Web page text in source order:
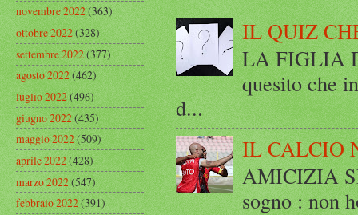
IL QUIZ
LA FIGLIA
quesito che
d...
IL CALCIO
AMICIZIA
sogno : non
novembre 2022(363)
ottobre 2022(328)
settembre 2022(377)
agosto 2022(462)
luglio 2022(496)
giugno 2022(435)
maggio 2022(509)
aprile 2022(428)
marzo 2022(547)
febbraio 2022(391)